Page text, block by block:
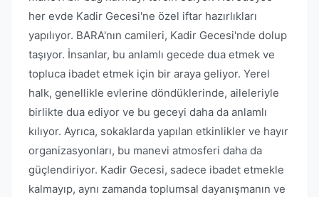
her evde Kadir Gecesi'ne özel iftar hazırlıkları
yapılıyor. BARA'nın camileri, Kadir Gecesi'nde dolup
taşıyor. İnsanlar, bu anlamlı gecede dua etmek ve
topluca ibadet etmek için bir araya geliyor. Yerel
halk, genellikle evlerine döndüklerinde, aileleriyle
birlikte dua ediyor ve bu geceyi daha da anlamlı
kılıyor. Ayrıca, sokaklarda yapılan etkinlikler ve hayır
organizasyonları, bu manevi atmosferi daha da
güçlendiriyor. Kadir Gecesi, sadece ibadet etmekle
kalmayıp, aynı zamanda toplumsal dayanışmanın ve